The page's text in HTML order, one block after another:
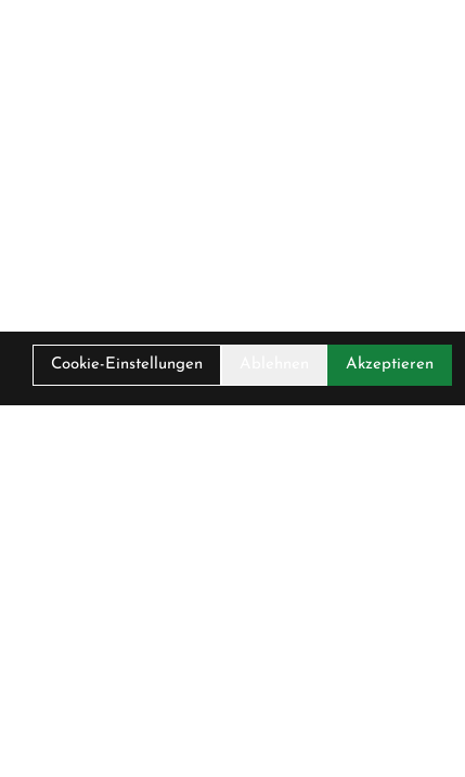
Cookie-Einstellungen Akzeptieren